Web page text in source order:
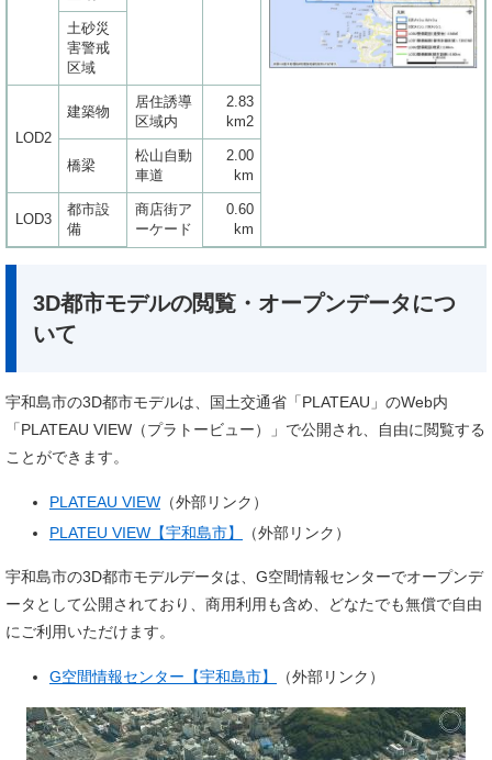
土砂災
害警戒
区域
LOD2
建築物
居住誘導
区域内
2.83
km2
橋梁
松山自動
車道
2.00
km
LOD3
都市設
備
商店街ア
ーケード
0.60
km
3D都市モデルの閲覧・オープンデータにつ
いて
宇和島市の3D都市モデルは、国土交通省「PLATEAU」のWeb内
「PLATEAU VIEW（プラトービュー）」で公開され、自由に閲覧する
ことができます。
PLATEAU VIEW （外部リンク）
PLATEU VIEW【宇和島市】
（外部リンク）
宇和島市の3D都市モデルデータは、G空間情報センターでオープンデ
ータとして公開されており、商用利用も含め、どなたでも無償で自由
にご利用いただけます。
G空間情報センター【宇和島市】 （外部リンク）​